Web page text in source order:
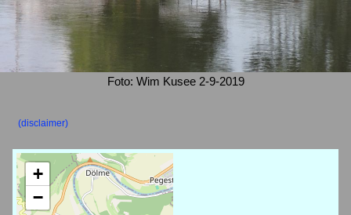
Foto: Wim Kusee 2-9-2019
(disclaimer)
+
−